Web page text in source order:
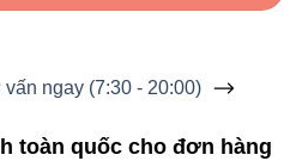
ngay (7:30 - 20:00)
toàn quốc cho đơn hàng